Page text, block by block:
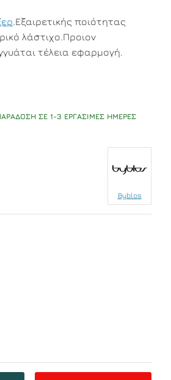
.Εξαιρετικής ποιότητας
λάστιχο.Προιον
τέλεια εφαρμογή.
ΣΕ 1-3 ΕΡΓΆΣΙΜΕΣ ΗΜΈΡΕΣ
Byblos